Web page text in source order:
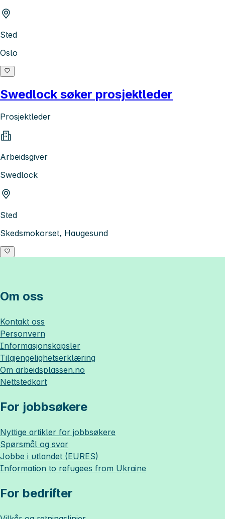
Sted
Oslo
Swedlock søker prosjektleder
Prosjektleder
Arbeidsgiver
Swedlock
Sted
Skedsmokorset, Haugesund
Om oss
Kontakt oss
Personvern
Informasjonskapsler
Tilgjengelighetserklæring
Om arbeidsplassen.no
Nettstedkart
For jobbsøkere
Nyttige artikler for jobbsøkere
Spørsmål og svar
Jobbe i utlandet (EURES)
Information to refugees from Ukraine
For bedrifter